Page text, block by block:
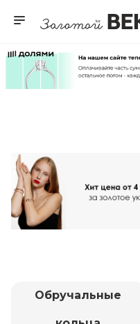
Обручальные